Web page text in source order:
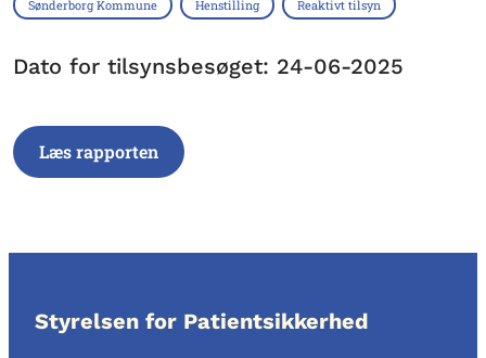
Sønderborg Kommune Henstilling Reaktivt tilsyn
Dato for tilsynsbesøget: 24-06-2025
Læs rapporten
Styrelsen for Patientsikkerhed